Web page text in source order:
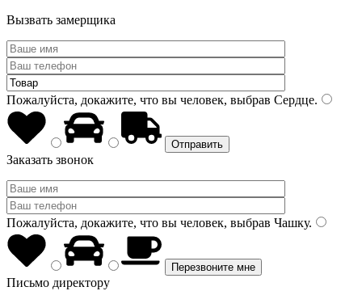
Вызвать замерщика
Пожалуйста, докажите, что вы человек, выбрав Сердце.
Заказать звонок
Пожалуйста, докажите, что вы человек, выбрав Чашку.
Письмо директору